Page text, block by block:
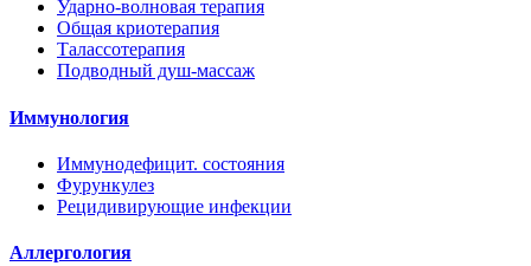
Ударно-волновая терапия
Общая криотерапия
Талассотерапия
Подводный душ-массаж
Иммунология
Иммунодефицит. состояния
Фурункулез
Рецидивирующие инфекции
Аллергология